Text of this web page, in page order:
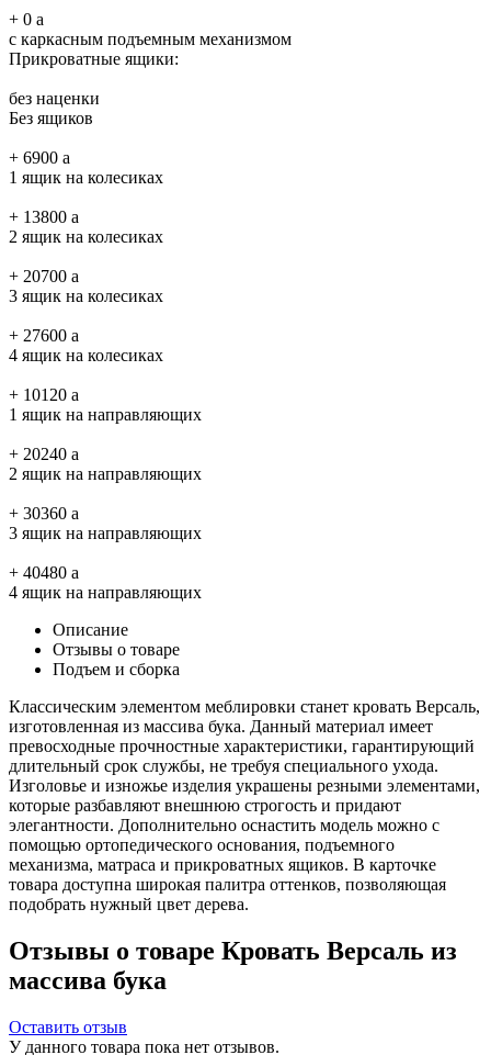
+ 0 a
с каркасным подъемным механизмом
Прикроватные ящики:
без наценки
Без ящиков
+ 6900 a
1 ящик на колесиках
+ 13800 a
2 ящик на колесиках
+ 20700 a
3 ящик на колесиках
+ 27600 a
4 ящик на колесиках
+ 10120 a
1 ящик на направляющих
+ 20240 a
2 ящик на направляющих
+ 30360 a
3 ящик на направляющих
+ 40480 a
4 ящик на направляющих
Описание
Отзывы о товаре
Подъем и сборка
Классическим элементом меблировки станет кровать Версаль,
изготовленная из массива бука. Данный материал имеет
превосходные прочностные характеристики, гарантирующий
длительный срок службы, не требуя специального ухода.
Изголовье и изножье изделия украшены резными элементами,
которые разбавляют внешнюю строгость и придают
элегантности. Дополнительно оснастить модель можно с
помощью ортопедического основания, подъемного
механизма, матраса и прикроватных ящиков. В карточке
товара доступна широкая палитра оттенков, позволяющая
подобрать нужный цвет дерева.
Отзывы о товаре Кровать Версаль из
массива бука
Оставить отзыв
У данного товара пока нет отзывов.